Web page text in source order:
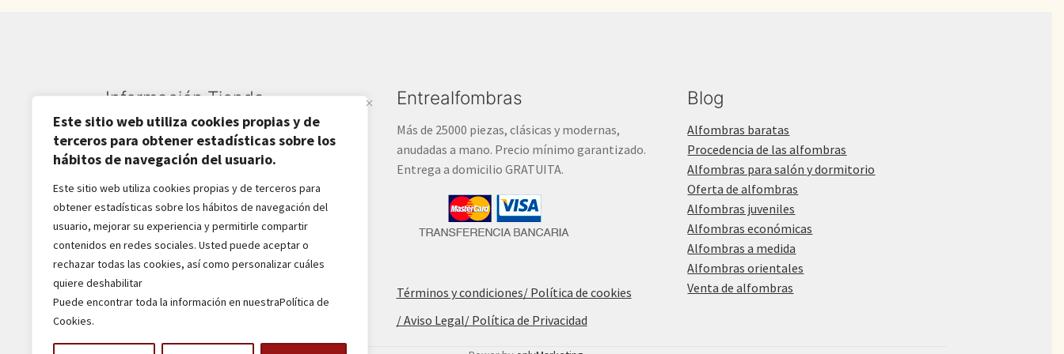
Este sitio web utiliza cookies propias y de
terceros para obtener estadísticas sobre los
hábitos de navegación del usuario.
Este sitio web utiliza cookies propias y de terceros para
obtener estadísticas sobre los hábitos de navegación del
usuario, mejorar su experiencia y permitirle compartir
contenidos en redes sociales. Usted puede aceptar o
rechazar todas las cookies, así como personalizar cuáles
quiere deshabilitar
Puede encontrar toda la información en nuestraPolítica de
Cookies.
Información Tienda
Sardarán SL CIF: B82809781
Av. Pirineos 27, Nave 6
San Sebastián de los Reyes
28703-Madrid - España
916516162 - 628518856
jaba2288@gmail.com
Entrealfombras
Más de 25000 piezas, clásicas y modernas,
anudadas a mano. Precio mínimo garantizado.
Entrega a domicilio GRATUITA.
Términos y condiciones/ Política de cookies
/ Aviso Legal/ Política de Privacidad
Blog
Alfombras baratas
Procedencia de las alfombras
Alfombras para salón y dormitorio
Oferta de alfombras
Alfombras juveniles
Alfombras económicas
Alfombras a medida
Alfombras orientales
Venta de alfombras